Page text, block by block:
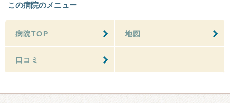
この病院のメニュー
病院TOP 地図
口コミ